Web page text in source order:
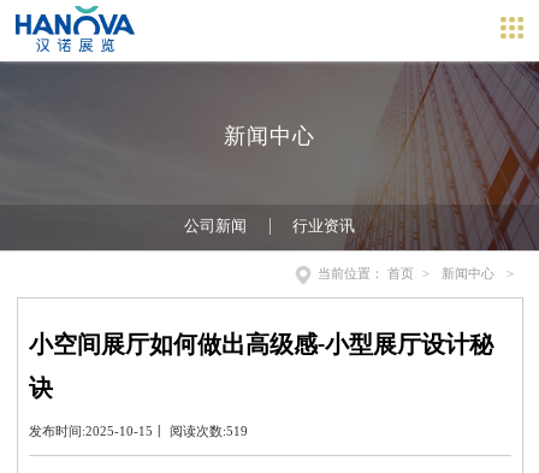
新闻中心
公司新闻 行业资讯
当前位置： 首页 > 新闻中心 >
小空间展厅如何做出高级感-小型展厅设计秘
诀
发布时间:2025-10-15丨 阅读次数:519